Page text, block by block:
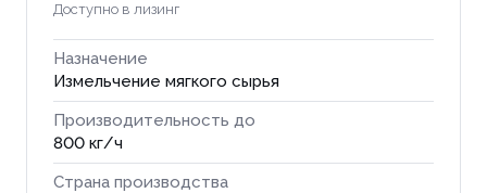
Доступно в лизинг
Назначение
Измельчение мягкого сырья
Производительность до
800 кг/ч
Страна производства